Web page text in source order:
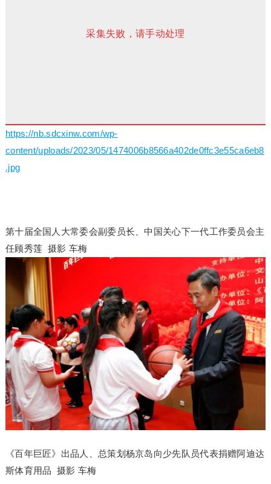
采集失败，请手动处理
https://nb.sdcxinw.com/wp-
content/uploads/2023/05/1474006b8566a402de0ffc3e55ca6eb8
.jpg
第十届全国人大常委会副委员长、中国关心下一代工作委员会主
任顾秀莲 摄影 车梅
《百年巨匠》出品人、总策划杨京岛向少先队员代表捐赠阿迪达
斯体育用品 摄影 车梅